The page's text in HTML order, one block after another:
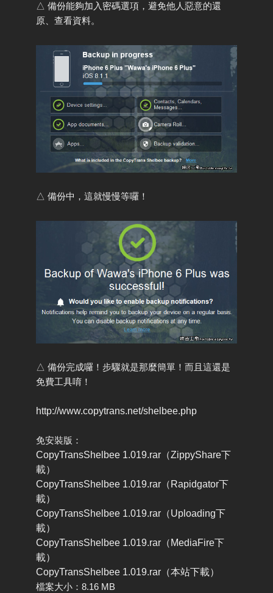
△ 備份能夠加入密碼選項，避免他人惡意的還
原、查看資料。
△ 備份中，這就慢慢等囉！
△ 備份完成囉！步驟就是那麼簡單！而且這還是
免費工具唷！
http://www.copytrans.net/shelbee.php
免安裝版：
CopyTransShelbee 1.019.rar（ZippyShare下
載）
CopyTransShelbee 1.019.rar（Rapidgator下
載）
CopyTransShelbee 1.019.rar（Uploading下
載）
CopyTransShelbee 1.019.rar（MediaFire下
載）
CopyTransShelbee 1.019.rar（本站下載）
檔案大小：8.16 MB